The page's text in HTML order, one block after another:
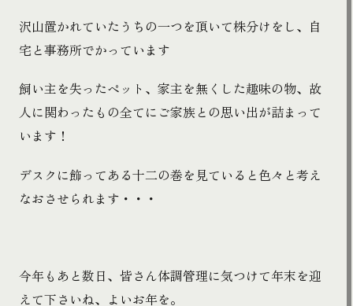
沢山置かれていたうちの一つを頂いて株分けをし、自
宅と事務所でかっています
飼い主を失ったペット、家主を無くした趣味の物、故
人に関わったもの全てにご家族との思い出が詰まって
います！
デスクに飾ってある十二の巻を見ていると色々と考え
なおさせられます・・・
今年もあと数日、皆さん体調管理に気つけて年末を迎
えて下さいね、よいお年を。